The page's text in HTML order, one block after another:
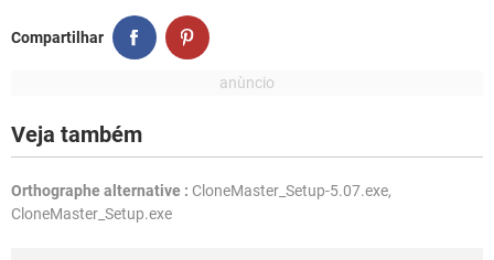
Compartilhar
Veja também
Orthographe alternative : CloneMaster_Setup-5.07.exe,
CloneMaster_Setup.exe